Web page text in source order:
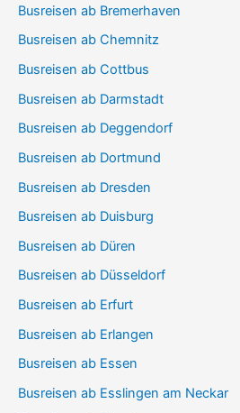
Busreisen ab Bremerhaven
Busreisen ab Chemnitz
Busreisen ab Cottbus
Busreisen ab Darmstadt
Busreisen ab Deggendorf
Busreisen ab Dortmund
Busreisen ab Dresden
Busreisen ab Duisburg
Busreisen ab Düren
Busreisen ab Düsseldorf
Busreisen ab Erfurt
Busreisen ab Erlangen
Busreisen ab Essen
Busreisen ab Esslingen am Neckar